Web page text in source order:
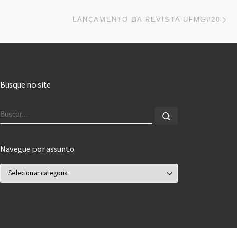
LANÇAMENTO DA REVISTA UFMG#20
Busque no site
BUSCAR
Navegue por assunto